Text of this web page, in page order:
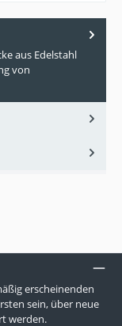
aus Edelstahl
von
erscheinenden
sein, über neue
werden.